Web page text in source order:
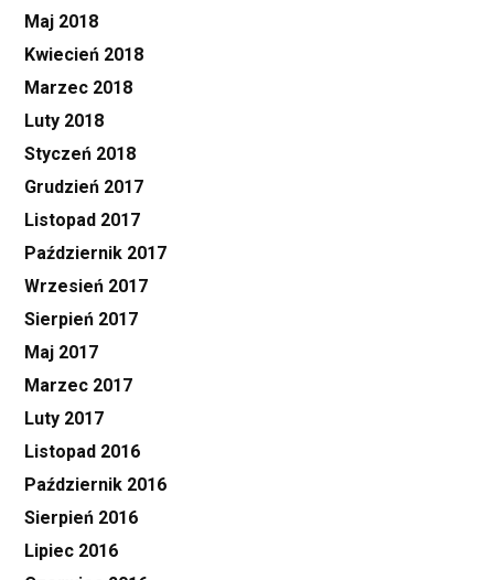
Maj 2018
Kwiecień 2018
Marzec 2018
Luty 2018
Styczeń 2018
Grudzień 2017
Listopad 2017
Październik 2017
Wrzesień 2017
Sierpień 2017
Maj 2017
Marzec 2017
Luty 2017
Listopad 2016
Październik 2016
Sierpień 2016
Lipiec 2016